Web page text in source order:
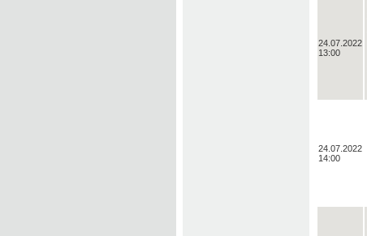
24.07.2022
13:00
24.07.2022
14:00